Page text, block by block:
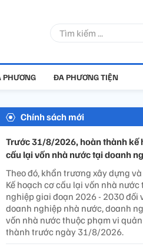
ĐA PHƯƠNG TIỆN
Chính sách mới
Trước 31/8/2026, hoàn thành kế
cấu lại vốn nhà nước tại doanh
Theo đó, khẩn trương xây dựng
Kế hoạch cơ cấu lại vốn nhà nước
nghiệp giai đoạn 2026 - 2030 đối
doanh nghiệp nhà nước, doanh
vốn nhà nước thuộc phạm vi quản
thành trước ngày 31/8/2026.